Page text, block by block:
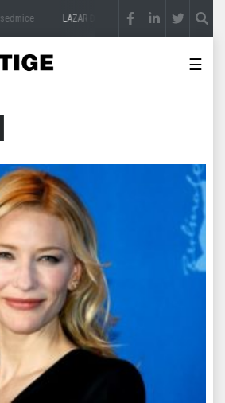
LAZAR ĐURIĆ: Promocija potencijal pretvara
☰